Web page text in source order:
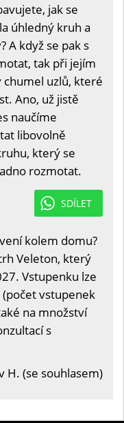
jak se
úhledný kruh a
A když se pak s
tak při jejím
uzlů, které
Ano, už jistě
naučíme
libovolně
který se
rozmotat.
SDÍLET
kolem domu?
Veleton, který
Vstupenku lze
(počet vstupenek
na množství
s
H. (se souhlasem)